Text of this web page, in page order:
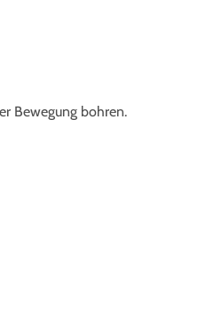
Bewegung bohren.